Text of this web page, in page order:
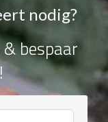
nodig?
bespaar